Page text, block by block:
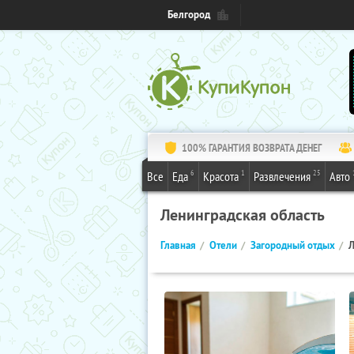
Белгород
100% ГАРАНТИЯ ВОЗВРАТА ДЕНЕГ
Все Еда 6 Красота 1 Развлечения 25 Авто
Ленинградская область
Главная Отели Загородный отдых